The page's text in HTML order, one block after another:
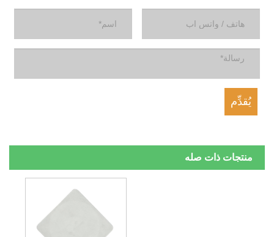
منتجات ذات صله